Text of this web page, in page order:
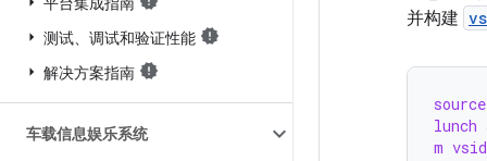
测试、调试和验证性能
解决方案指南
车载信息娱乐系统
并构建
lunch
m